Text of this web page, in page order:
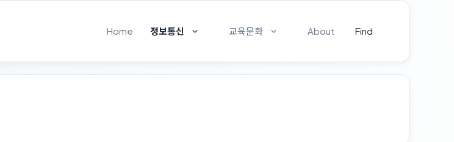
Home 정보통신 교육문화 About Find